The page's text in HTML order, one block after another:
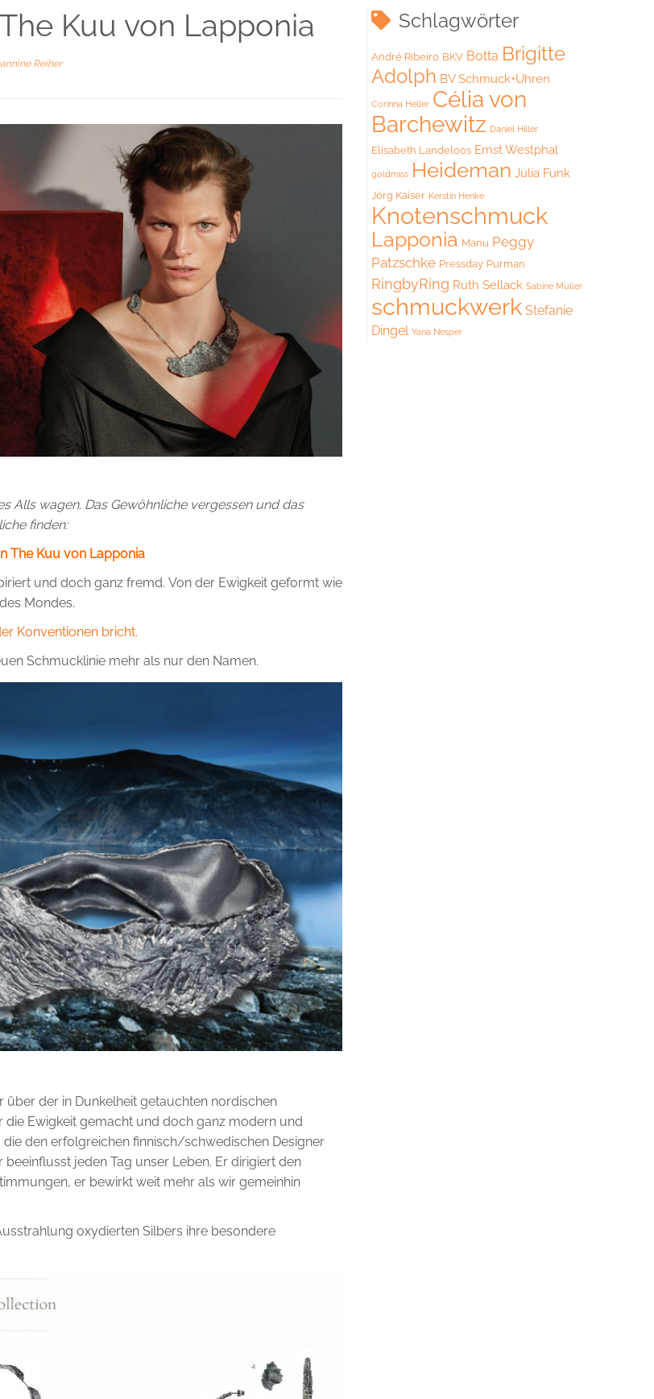
Kuu von Lapponia
Reiher
Alls wagen. Das Gewöhnliche vergessen und das
finden:
The Kuu von Lapponia
und doch ganz fremd. Von der Ewigkeit geformt wie
Mondes.
Konventionen bricht.
Schmucklinie mehr als nur den Namen.
der in Dunkelheit getauchten nordischen
Ewigkeit gemacht und doch ganz modern und
den erfolgreichen finnisch/schwedischen Designer
jeden Tag unser Leben. Er dirigiert den
er bewirkt weit mehr als wir gemeinhin
oxydierten Silbers ihre besondere
Schlagwörter
André Ribeiro BKV Botta Brigitte
Adolph BV Schmuck+Uhren
Corinna Heller Célia von
Barchewitz Daniel Hiller
Elisabeth Landeloos Ernst Westphal
goldmiss Heideman Julia Funk
Jörg Kaiser Kerstin Henke
Knotenschmuck
Lapponia Manu Peggy
Patzschke Pressday Purman
RingbyRing Ruth Sellack Sabine Müller
schmuckwerk Stefanie
Dingel Yana Nesper